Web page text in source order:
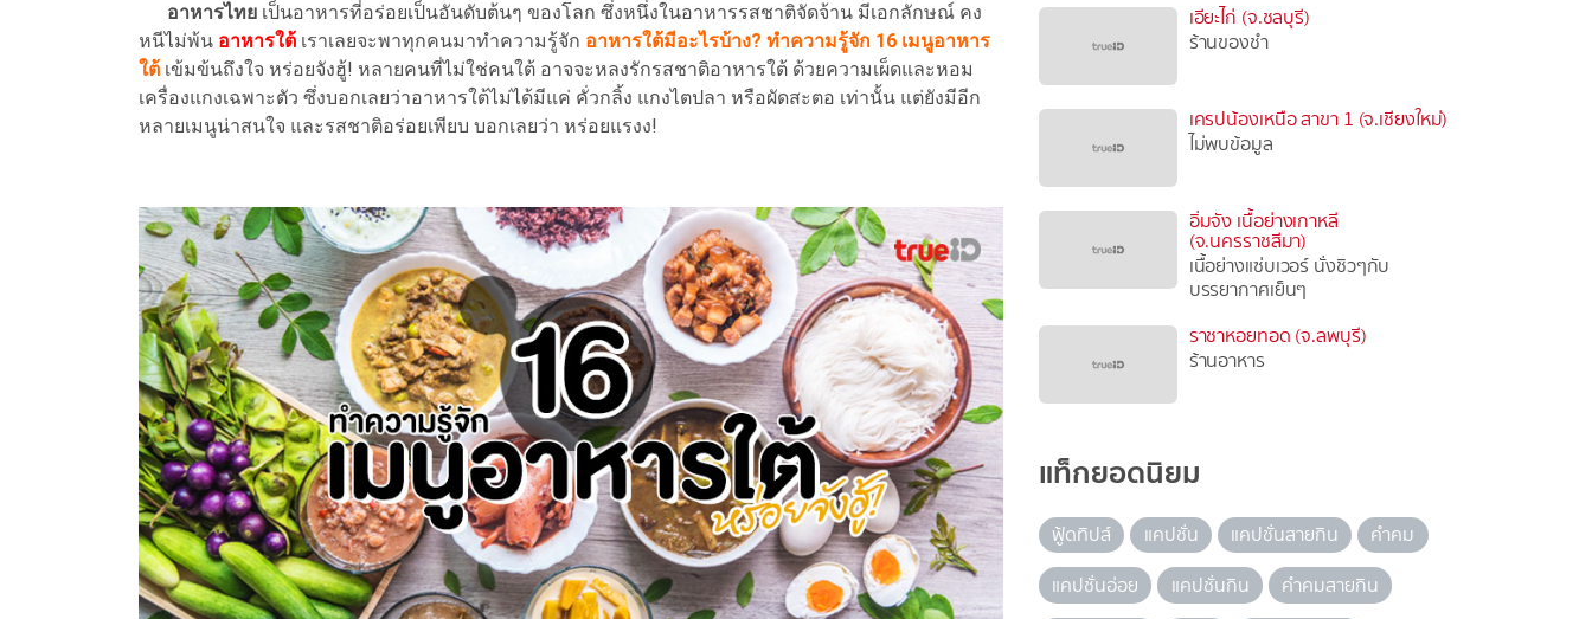
อาหารไทย เป็นอาหารที่อร่อยเป็นอันดับต้นๆ ของโลก ซึ่งหนึ่งในอาหารรสชาติจัดจ้าน มีเอกลักษณ์ คง
หนีไม่พ้น อาหารใต้ เราเลยจะพาทุกคนมาทำความรู้จัก อาหารใต้มีอะไรบ้าง? ทำความรู้จัก 16 เมนูอาหาร
ใต้ เข้มข้นถึงใจ หร่อยจังฮู้! หลายคนที่ไม่ใช่คนใต้ อาจจะหลงรักรสชาติอาหารใต้ ด้วยความเผ็ดและหอม
เครื่องแกงเฉพาะตัว ซึ่งบอกเลยว่าอาหารใต้ไม่ได้มีแค่ คั่วกลิ้ง แกงไตปลา หรือผัดสะตอ เท่านั้น แต่ยังมีอีก
หลายเมนูน่าสนใจ และรสชาติอร่อยเพียบ บอกเลยว่า หร่อยแรงง!
เอียะไก่ (จ.ชลบุรี)
ร้านของชำ
เครปน้องเหนือ สาขา 1 (จ.เชียงใหม่)
ไม่พบข้อมูล
อิ่มจัง เนื้อย่างเกาหลี
(จ.นครราชสีมา)
เนื้อย่างแซ่บเวอร์ นั่งชิวๆกับ
บรรยากาศเย็นๆ
ราชาหอยทอด (จ.ลพบุรี)
ร้านอาหาร
แท็กยอดนิยม
ฟู้ดทิปส์ แคปชั่น แคปชั่นสายกิน
คำคม
แคปชั่นอ่อย
แคปชั่นกิน
คำคมสายกิน